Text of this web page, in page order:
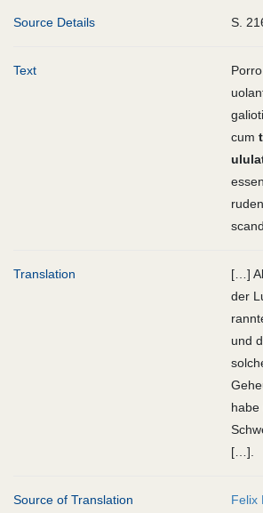
Source Details S.
Text
cum
Translation
[…]
der
und
habe
[…].
Source of Translation
Felix